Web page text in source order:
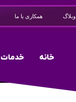
وبلاگ همکاری با ما
خانه خدمات